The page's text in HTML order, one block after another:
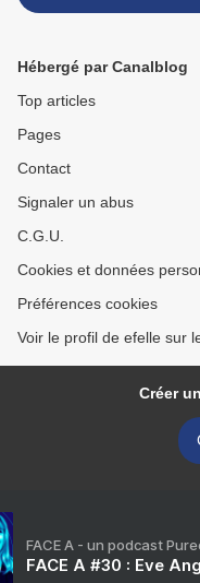
Hébergé par Canalblog
Top articles
Pages
Contact
Signaler un abus
C.G.U.
Cookies et données
Préférences cookies
Voir le profil de efelle sur
Créer
FACE A - un podcast
FACE A #30 : Eve